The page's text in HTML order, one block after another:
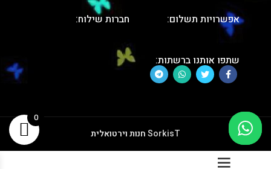
אפשרויות תשלום: חברות שילוח:
שתפו אותנו ברשתות:
SorkisTחנות וירטואלית
0